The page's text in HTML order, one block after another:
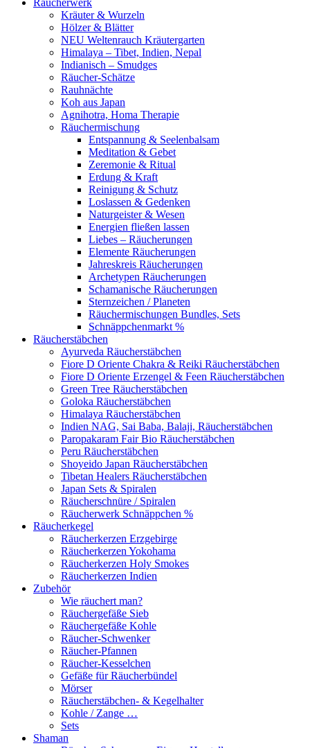
Räucherwerk
Kräuter & Wurzeln
Hölzer & Blätter
NEU Weltenrauch Kräutergarten
Himalaya – Tibet, Indien, Nepal
Indianisch – Smudges
Räucher-Schätze
Rauhnächte
Koh aus Japan
Agnihotra, Homa Therapie
Räuchermischung
Entspannung & Seelenbalsam
Meditation & Gebet
Zeremonie & Ritual
Erdung & Kraft
Reinigung & Schutz
Loslassen & Gedenken
Naturgeister & Wesen
Energien fließen lassen
Liebes – Räucherungen
Elemente Räucherungen
Jahreskreis Räucherungen
Archetypen Räucherungen
Schamanische Räucherungen
Sternzeichen / Planeten
Räuchermischungen Bundles, Sets
Schnäppchenmarkt %
Räucherstäbchen
Ayurveda Räucherstäbchen
Fiore D Oriente Chakra & Reiki Räucherstäbchen
Fiore D Oriente Erzengel & Feen Räucherstäbchen
Green Tree Räucherstäbchen
Goloka Räucherstäbchen
Himalaya Räucherstäbchen
Indien NAG, Sai Baba, Balaji, Räucherstäbchen
Paropakaram Fair Bio Räucherstäbchen
Peru Räucherstäbchen
Shoyeido Japan Räucherstäbchen
Tibetan Healers Räucherstäbchen
Japan Sets & Spiralen
Räucherschnüre / Spiralen
Räucherwerk Schnäppchen %
Räucherkegel
Räucherkerzen Erzgebirge
Räucherkerzen Yokohama
Räucherkerzen Holy Smokes
Räucherkerzen Indien
Zubehör
Wie räuchert man?
Räuchergefäße Sieb
Räuchergefäße Kohle
Räucher-Schwenker
Räucher-Pfannen
Räucher-Kesselchen
Gefäße für Räucherbündel
Mörser
Räucherstäbchen- & Kegelhalter
Kohle / Zange …
Sets
Shaman